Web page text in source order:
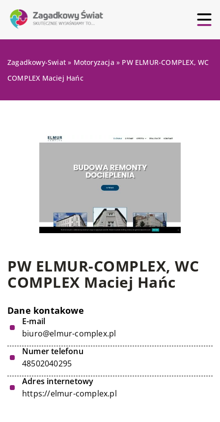
Zagadkowy-Swiat » Motoryzacja » PW ELMUR-COMPLEX, WC
COMPLEX Maciej Hańc
PW ELMUR-COMPLEX, WC
COMPLEX Maciej Hańc
Dane kontakowe
E-mail
biuro@elmur-complex.pl
Numer telefonu
48502040295
Adres internetowy
https://elmur-complex.pl